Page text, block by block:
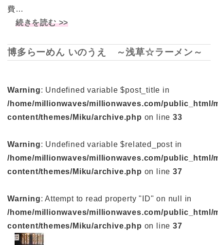
費…
続きを読む >>
博多らーめん いのうえ ～浅草☆ラーメン～
Warning: Undefined variable $post_title in
/home/millionwaves/millionwaves.com/public_html/
content/themes/Miku/archive.php on line33
Warning: Undefined variable $related_post in
/home/millionwaves/millionwaves.com/public_html/
content/themes/Miku/archive.php on line37
Warning: Attempt to read property "ID" on null in
/home/millionwaves/millionwaves.com/public_html/
content/themes/Miku/archive.php on line37